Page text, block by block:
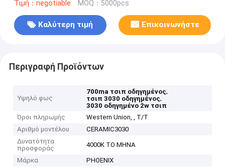
Τιμή：negotiable MOQ：5000pcs
Καλύτερη τιμή Επικοινωνήστε
Περιγραφή Προϊόντων
Υψηλό φως
700ma τσιπ οδηγημένος,
τσιπ 3030 οδηγημένος,
3030 οδηγημένο 2w τσιπ
Όροι πληρωμής
Western Union, , T/T
Αριθμό μοντέλου
CERAMIC3030
Δυνατότητα
προσφοράς
4000K ΤΟ ΜΗΝΑ
Μάρκα
PHOENIX